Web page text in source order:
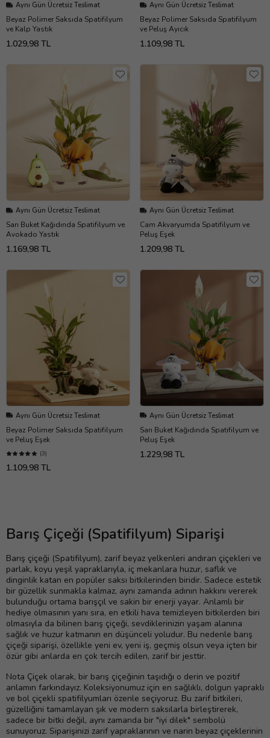
Aynı Gün Ücretsiz Teslimat
Beyaz Polimer Saksıda Spatifilyum
ve Kalp Yastık
1.029,98 TL
Aynı Gün Ücretsiz Teslimat
Beyaz Polimer Saksıda Spatifilyum
ve Peluş Ayıcık
1.109,98 TL
Aynı Gün Ücretsiz Teslimat
Sarı Buket Kağıdında Spatifilyum ve
Avokado Yastık
1.169,98 TL
Aynı Gün Ücretsiz Teslimat
Cam Akvaryumda Spatifilyum ve
Peluş Eşek
1.209,98 TL
Aynı Gün Ücretsiz Teslimat
Beyaz Polimer Saksıda Spatifilyum
ve Peluş Eşek
(3)
1.109,98 TL
Aynı Gün Ücretsiz Teslimat
Sarı Buket Kağıdında Spatifilyum ve
Peluş Eşek
1.229,98 TL
Barış Çiçeği (Spatifilyum) Siparişi
Barış çiçeği (Spatifilyum), zarif beyaz yelkenleri andıran çiçekleri ve
parlak, koyu yeşil yapraklarıyla, iç mekanlara huzur, saflık ve
dinginlik katan en popüler saksı bitkilerinden biridir. Sadece estetik
bir güzellik sunmakla kalmaz, aynı zamanda adının hakkını vererek
bulunduğu ortama barışçıl ve sakin bir enerji yayar. Anlamlı bir
hediye olmasının yanı sıra, en etkili hava temizleyen bitkilerden biri
olmasıyla da bilinen barış çiçeği, sevdiklerinizin yaşam alanına
sağlık ve huzur katmanın en düşünceli yoludur. Bu nedenle barış
çiçeği siparişi, özellikle yeni ev, yeni iş, geçmiş olsun veya içten bir
özür gibi anlarda en çok tercih edilen, zarif bir jesttir.
Nota Çiçek olarak, bir barış çiçeğinin taşıdığı o derin ve pozitif
anlamın farkındayız. Koleksiyonumuz için en sağlıklı, dolgun yapraklı
ve bol çiçekli spatifilyumları özenle seçiyoruz. Bu zarif bitkileri,
güzelliğini tamamlayan şık ve modern saksılarla birleştirerek,
sadece bir bitki değil, aynı zamanda bir "iyi dilek" sembolü
sunuyoruz. Siparişinizi zarif yapraklarının ve narin beyaz çiçeklerinin